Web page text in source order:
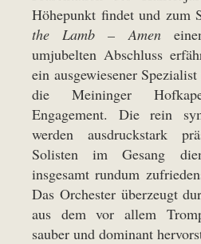
Höhepunkt findet und zum
the Lamb – Amen
umjubelten Abschluss
ein ausgewiesener
die Meininger
Engagement. Die rein
werden ausdruckstark
Solisten im Gesang
insgesamt rundum
Das Orchester überzeugt
aus dem vor allem
sauber und dominant